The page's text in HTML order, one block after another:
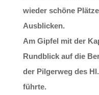
wieder schöne
Ausblicken.
Am Gipfel mit der
Rundblick auf die
der Pilgerweg des
führte.